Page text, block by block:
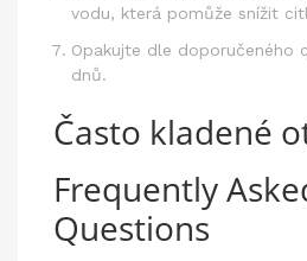
vodu, která pomůže snížit
Opakujte dle doporučeného
dnů.
Často kladené
Frequently
Questions